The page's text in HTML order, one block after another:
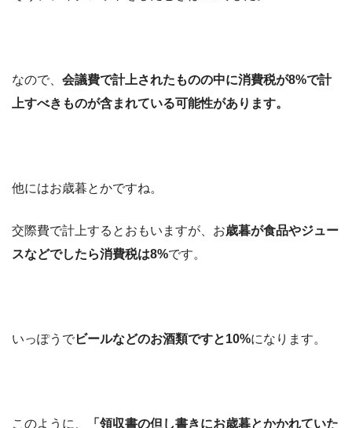
なので、 会議費で計上されたものの中に消費税が8%で計
上すべきものが含まれている可能性があります。
他にはお歳暮とかですね。
交際費で計上するとおもいますが、お歳暮が食品やジュー
スなどでしたら消費税は8%です。
いっぽうでビールなどのお酒類ですと10%になります。
このように、
「領収書の但し書きにお歳暮とかかれていた